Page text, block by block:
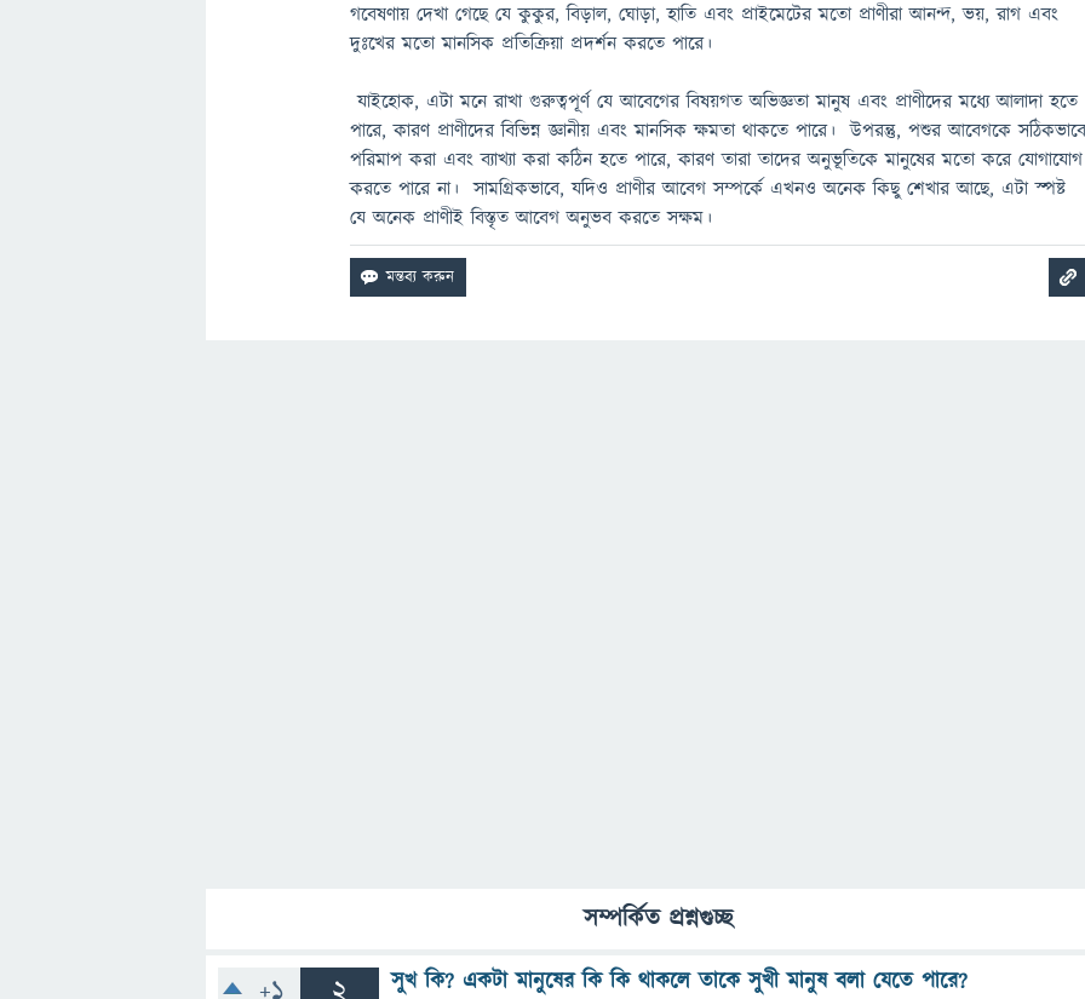
গবেষণায় দেখা গেছে যে কুকুর, বিড়াল, ঘোড়া, হাতি এবং প্রাইমেটের মতো প্রাণীরা আনন্দ, ভয়, রাগ এবং
দুঃখের মতো মানসিক প্রতিক্রিয়া প্রদর্শন করতে পারে।
যাইহোক, এটা মনে রাখা গুরুত্বপূর্ণ যে আবেগের বিষয়গত অভিজ্ঞতা মানুষ এবং প্রাণীদের মধ্যে আলাদা হতে
পারে, কারণ প্রাণীদের বিভিন্ন জ্ঞানীয় এবং মানসিক ক্ষমতা থাকতে পারে। উপরন্তু, পশুর আবেগকে
পরিমাপ করা এবং ব্যাখ্যা করা কঠিন হতে পারে, কারণ তারা তাদের অনুভূতিকে মানুষের মতো করে যোগাযোগ
করতে পারে না। সামগ্রিকভাবে, যদিও প্রাণীর আবেগ সম্পর্কে এখনও অনেক কিছু শেখার আছে, এটা স্পষ্ট
যে অনেক প্রাণীই বিস্তৃত আবেগ অনুভব করতে সক্ষম।
সম্পর্কিত প্রশ্নগুচ্ছ
সুখ কি? একটা মানুষের কি কি থাকলে তাকে সুখী মানুষ বলা যেতে পারে?